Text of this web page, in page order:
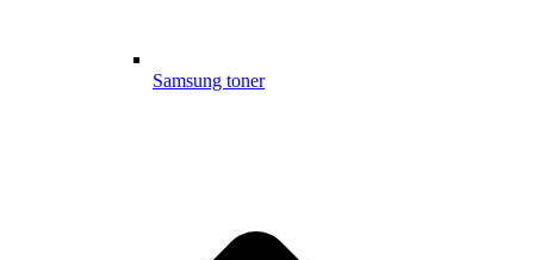
Samsung toner